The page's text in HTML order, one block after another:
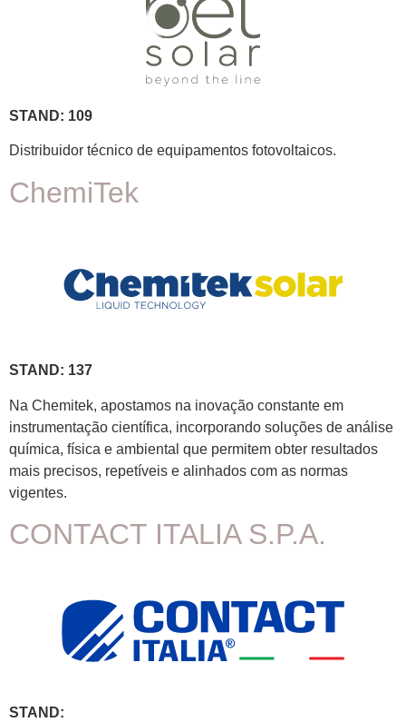
STAND: 109
Distribuidor técnico de equipamentos fotovoltaicos.
ChemiTek
STAND: 137
Na Chemitek, apostamos na inovação constante em
instrumentação científica, incorporando soluções de análise
química, física e ambiental que permitem obter resultados
mais precisos, repetíveis e alinhados com as normas
vigentes.
CONTACT ITALIA S.P.A.
STAND: